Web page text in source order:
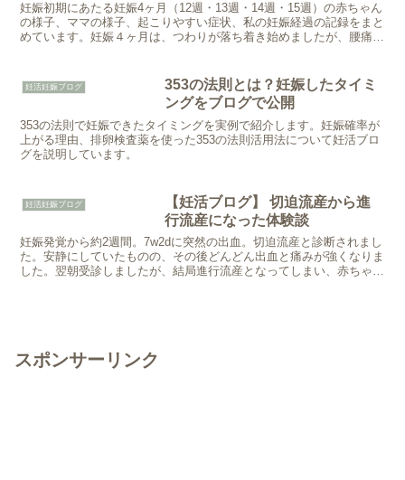
妊娠初期にあたる妊娠4ヶ月（12週・13週・14週・15週）の赤ちゃん
の様子、ママの様子、起こりやすい症状、私の妊娠経過の記録をまと
めています。妊娠４ヶ月は、つわりが落ち着き始めましたが、腰痛や
娠を実感できる時期でもあります。
妊活妊娠ブログ
353の法則とは？妊娠したタイミ
ングをブログで公開
353の法則で妊娠できたタイミングを実例で紹介します。妊娠確率が
上がる理由、排卵検査薬を使った353の法則活用法について妊活ブロ
グを説明しています。
妊活妊娠ブログ
【妊活ブログ】 切迫流産から進
行流産になった体験談
妊娠発覚から約2週間。7w2dに突然の出血。切迫流産と診断されまし
た。安静にしていたものの、その後どんどん出血と痛みが強くなりま
した。翌朝受診しましたが、結局進行流産となってしまい、赤ちゃん
スポンサーリンク